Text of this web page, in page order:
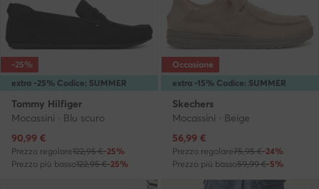
extra -25% Codice: SUMMER
-25%
Tommy Hilfiger
Mocassini · Blu scuro
Prezzo attuale
90,99 €
Prezzo regolare122,95 €-25%
Prezzo più basso122,95 €-25%
extra -15% Codice: SUMMER
Occasione
Skechers
Mocassini · Beige
Prezzo attuale
56,99 €
Prezzo regolare75,95 €-24%
Prezzo più basso59,99 €-5%